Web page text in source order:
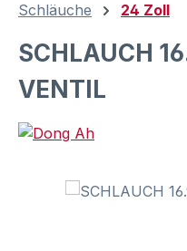
Schläuche 24 Zoll
SCHLAUCH
VENTIL
Bildergalerie